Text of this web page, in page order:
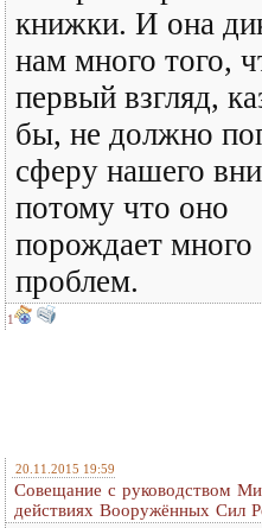
книжки. И она
нам много того,
первый взгляд,
бы, не должно
сферу нашего
потому что оно
порождает много
проблем.
1
20.11.2015 19:59
Совещание с руководством
действиях Вооружённых Сил